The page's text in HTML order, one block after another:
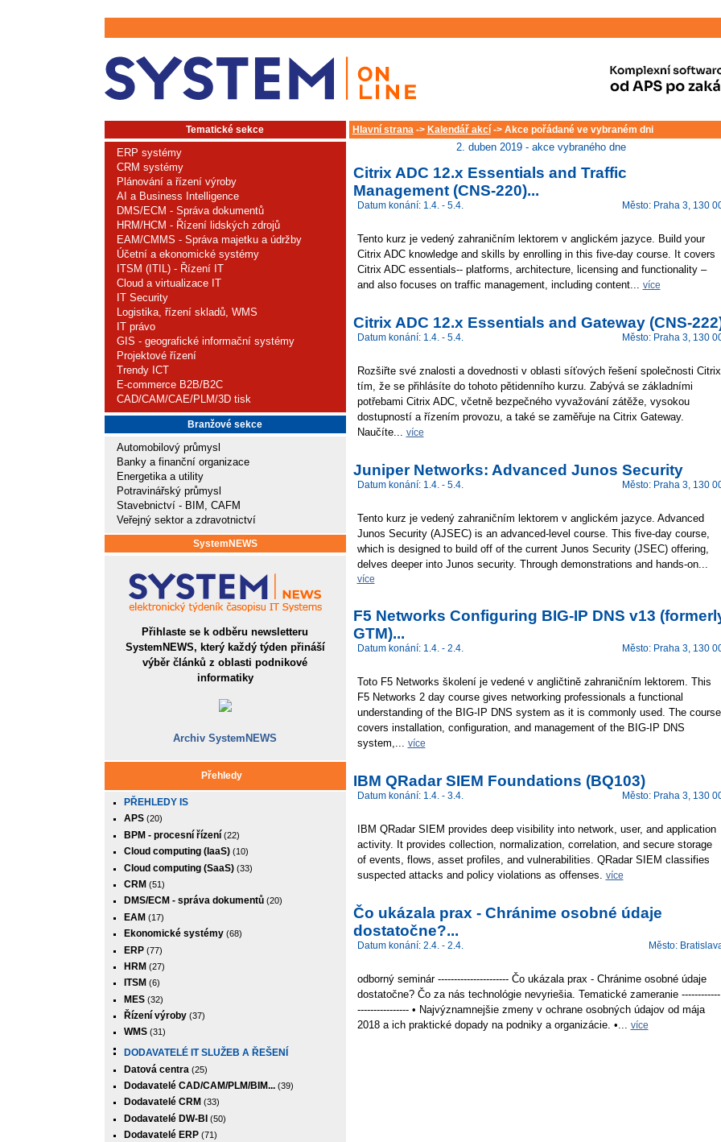
Tematické sekce
ERP systémy
CRM systémy
Plánování a řízení výroby
AI a Business Intelligence
DMS/ECM - Správa dokumentů
HRM/HCM - Řízení lidských zdrojů
EAM/CMMS - Správa majetku a údržby
Účetní a ekonomické systémy
ITSM (ITIL) - Řízení IT
Cloud a virtualizace IT
IT Security
Logistika, řízení skladů, WMS
IT právo
GIS - geografické informační systémy
Projektové řízení
Trendy ICT
E-commerce B2B/B2C
CAD/CAM/CAE/PLM/3D tisk
Branžové sekce
Automobilový průmysl
Banky a finanční organizace
Energetika a utility
Potravinářský průmysl
Stavebnictví - BIM, CAFM
Veřejný sektor a zdravotnictví
SystemNEWS
Přihlaste se k odběru newsletteru
SystemNEWS, který každý týden přináší
výběr článků z oblasti podnikové
informatiky
Archiv SystemNEWS
Přehledy
PŘEHLEDY IS
APS(20)
BPM - procesní řízení(22)
Cloud computing (IaaS)(10)
Cloud computing (SaaS)(33)
CRM (51)
DMS/ECM - správa dokumentů(20)
EAM (17)
Ekonomické systémy(68)
ERP(77)
HRM (27)
ITSM (6)
MES(32)
Řízení výroby(37)
WMS(31)
DODAVATELÉ IT SLUŽEB A ŘEŠENÍ
Datová centra (25)
Dodavatelé CAD/CAM/PLM/BIM...(39)
Dodavatelé CRM (33)
Dodavatelé DW-BI (50)
Dodavatelé ERP(71)
Hlavní strana-> Kalendář akcí-> Akce pořádané ve vybraném dni
2. duben 2019 - akce vybraného dne
Citrix ADC 12.x Essentials and Traffic
Management (CNS-220)...
Datum konání: 1.4. - 5.4. Město: Praha 3, 130
Tento kurz je vedený zahraničním lektorem v anglickém jazyce. Build your
Citrix ADC knowledge and skills by enrolling in this five-day course. It covers
Citrix ADC essentials-- platforms, architecture, licensing and functionality –
and also focuses on traffic management, including content... více
Citrix ADC 12.x Essentials and Gateway (CNS-
Datum konání: 1.4. - 5.4. Město: Praha 3, 130
Rozšiřte své znalosti a dovednosti v oblasti síťových řešení společnosti Citrix
tím, že se přihlásíte do tohoto pětidenního kurzu. Zabývá se základními
potřebami Citrix ADC, včetně bezpečného vyvažování zátěže, vysokou
dostupností a řízením provozu, a také se zaměřuje na Citrix Gateway.
Naučíte... více
Juniper Networks: Advanced Junos Security
Datum konání: 1.4. - 5.4. Město: Praha 3, 130
Tento kurz je vedený zahraničním lektorem v anglickém jazyce. Advanced
Junos Security (AJSEC) is an advanced-level course. This five-day course,
which is designed to build off of the current Junos Security (JSEC) offering,
delves deeper into Junos security. Through demonstrations and hands-on...
více
F5 Networks Configuring BIG-IP DNS v13
GTM)...
Datum konání: 1.4. - 2.4. Město: Praha 3, 130
Toto F5 Networks školení je vedené v angličtině zahraničním lektorem. This
F5 Networks 2 day course gives networking professionals a functional
understanding of the BIG-IP DNS system as it is commonly used. The course
covers installation, configuration, and management of the BIG-IP DNS
system,... více
IBM QRadar SIEM Foundations (BQ103)
Datum konání: 1.4. - 3.4. Město: Praha 3, 130
IBM QRadar SIEM provides deep visibility into network, user, and application
activity. It provides collection, normalization, correlation, and secure storage
of events, flows, asset profiles, and vulnerabilities. QRadar SIEM classifies
suspected attacks and policy violations as offenses. více
Čo ukázala prax - Chránime osobné údaje
dostatočne?...
Datum konání: 2.4. - 2.4. Město:
odborný seminár ---------------------- Čo ukázala prax - Chránime osobné údaje
dostatočne? Čo za nás technológie nevyriešia. Tematické zameranie ------------
---------------- • Najvýznamnejšie zmeny v ochrane osobných údajov od mája
2018 a ich praktické dopady na podniky a organizácie. •... více